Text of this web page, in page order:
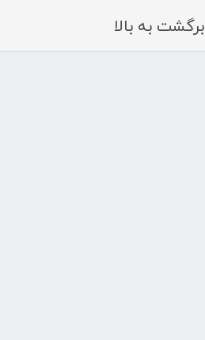
برگشت به بالا